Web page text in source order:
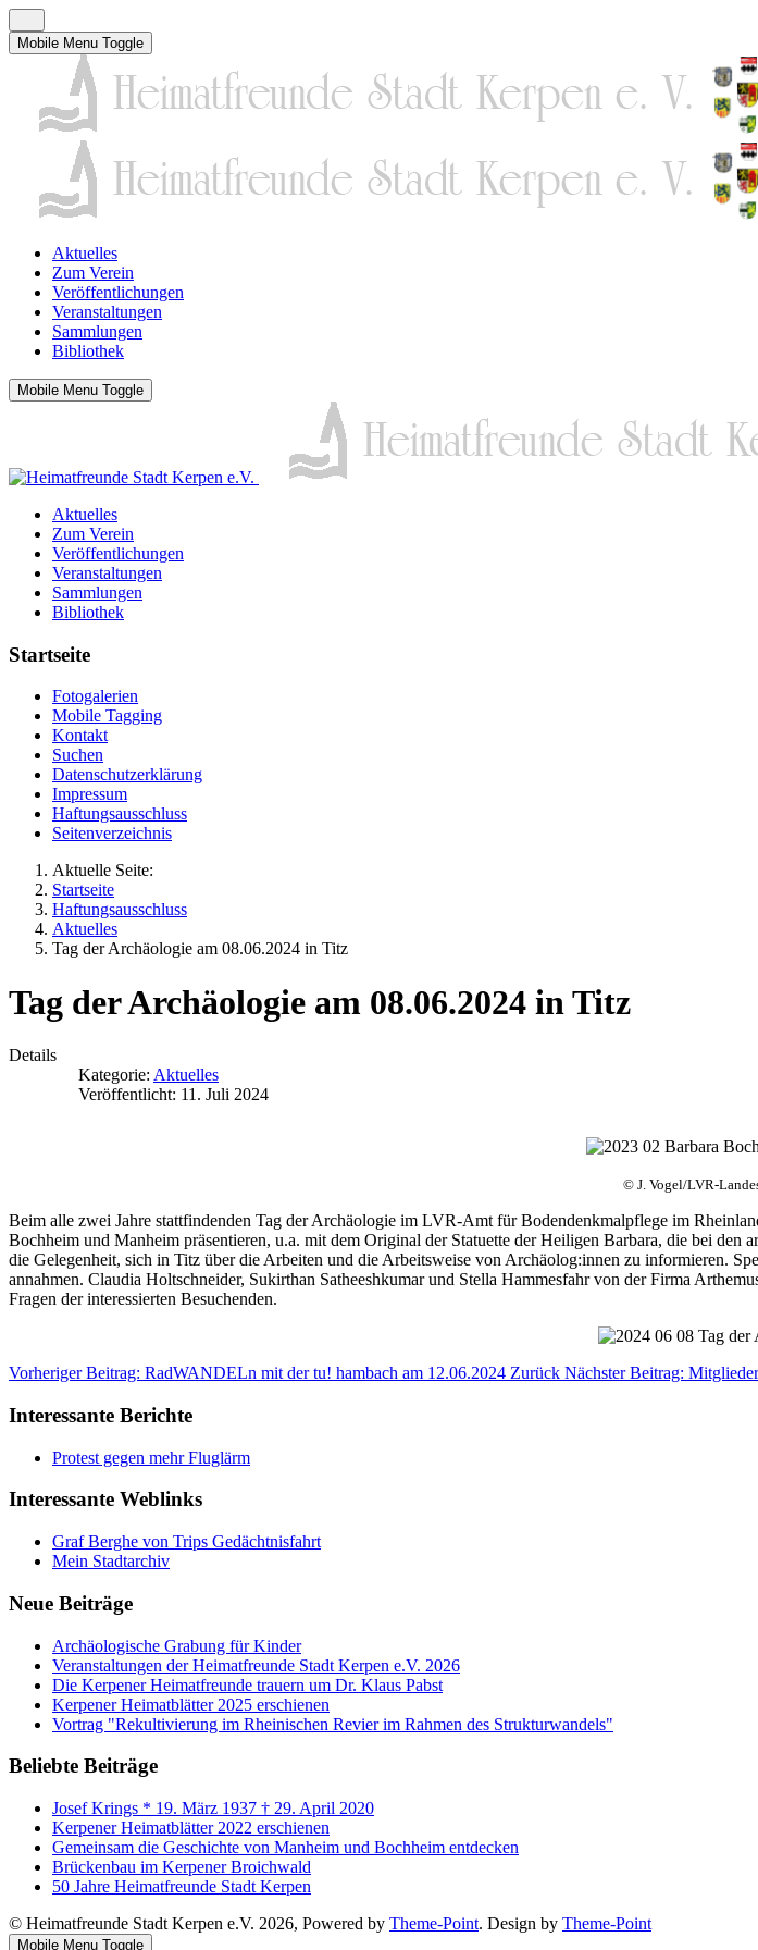
Mobile Menu Toggle
Aktuelles
Zum Verein
Veröffentlichungen
Veranstaltungen
Sammlungen
Bibliothek
Mobile Menu Toggle
Aktuelles
Zum Verein
Veröffentlichungen
Veranstaltungen
Sammlungen
Bibliothek
Startseite
Fotogalerien
Mobile Tagging
Kontakt
Suchen
Datenschutzerklärung
Impressum
Haftungsausschluss
Seitenverzeichnis
Aktuelle Seite:
Startseite
Haftungsausschluss
Aktuelles
Tag der Archäologie am 08.06.2024 in Titz
Tag der Archäologie am 08.06.2024 in Titz
Details
Kategorie: Aktuelles
Veröffentlicht: 11. Juli 2024
© J. Vogel/LVR-
Beim alle zwei Jahre stattfindenden Tag der Archäologie im LVR-Amt für Bodendenkmalpflege im
Bochheim und Manheim präsentieren, u.a. mit dem Original der Statuette der Heiligen Barbara, die bei
die Gelegenheit, sich in Titz über die Arbeiten und die Arbeitsweise von Archäolog:innen zu informieren.
annahmen. Claudia Holtschneider, Sukirthan Satheeshkumar und Stella Hammesfahr von der Firma
Fragen der interessierten Besuchenden.
Vorheriger Beitrag: RadWANDELn mit der tu! hambach am 12.06.2024 Zurück Nächster Beitrag:
Interessante Berichte
Protest gegen mehr Fluglärm
Interessante Weblinks
Graf Berghe von Trips Gedächtnisfahrt
Mein Stadtarchiv
Neue Beiträge
Archäologische Grabung für Kinder
Veranstaltungen der Heimatfreunde Stadt Kerpen e.V. 2026
Die Kerpener Heimatfreunde trauern um Dr. Klaus Pabst
Kerpener Heimatblätter 2025 erschienen
Vortrag "Rekultivierung im Rheinischen Revier im Rahmen des Strukturwandels"
Beliebte Beiträge
Josef Krings * 19. März 1937 † 29. April 2020
Kerpener Heimatblätter 2022 erschienen
Gemeinsam die Geschichte von Manheim und Bochheim entdecken
Brückenbau im Kerpener Broichwald
50 Jahre Heimatfreunde Stadt Kerpen
© Heimatfreunde Stadt Kerpen e.V. 2026, Powered by Theme-Point. Design by Theme-Point
Mobile Menu Toggle